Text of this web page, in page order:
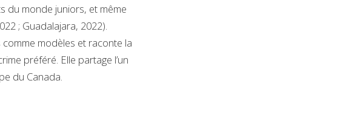
du monde juniors, et même
; Guadalajara, 2022).
modèles et raconte la
préféré. Elle partage l’un
du Canada.